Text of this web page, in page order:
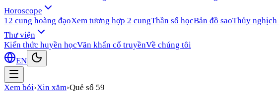
Horoscope
12 cung hoàng đạoXem tương hợp 2 cungThần số họcBản đồ saoThủy nghịch
Thư viện
Kiến thức huyền họcVăn khấn cổ truyềnVề chúng tôi
EN
Xem bói›Xin xăm›Quẻ số 59